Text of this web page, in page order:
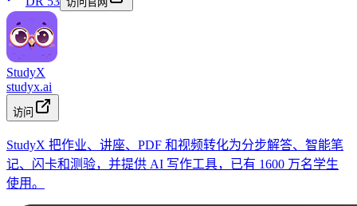
StudyX
studyx.ai
访问
StudyX 把作业、讲座、PDF 和视频转化为分步解答、智能笔
记、闪卡和测验，并提供 AI 写作工具，已有 1600 万名学生
使用。